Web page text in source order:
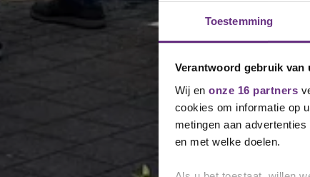
Toestemming
Verantwoord gebruik van
Wij en onze 16 partners
cookies om informatie op
metingen aan
en met welke doelen.